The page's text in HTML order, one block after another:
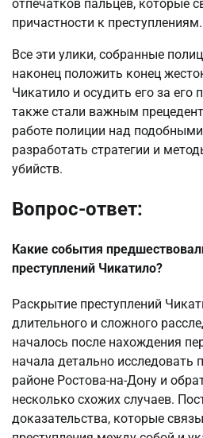
отпечатков пальцев, которые
причастности к преступлениям.
Все эти улики, собранные
наконец положить конец
Чикатило и осудить его за его
также стали важным
работе полиции над
разработать стратегии и
убийств.
Вопрос-ответ:
Какие события
преступлений Чикатило?
Раскрытие преступлений
длительного и сложного
началось после нахождения
начала детально исследовать
районе Ростова-на-Дону и
несколько схожих случаев.
доказательства, которые